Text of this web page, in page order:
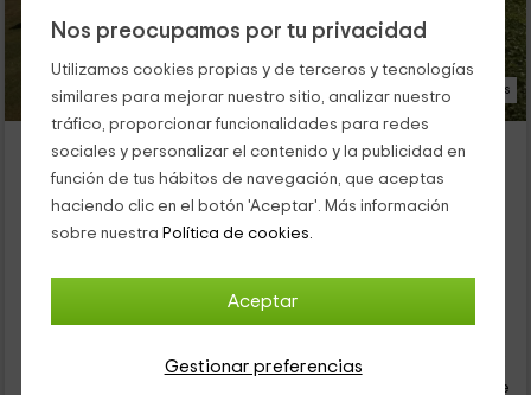
Nos preocupamos por tu privacidad
Utilizamos cookies propias y de terceros y tecnologías
similares para mejorar nuestro sitio, analizar nuestro
tráfico, proporcionar funcionalidades para redes
sociales y personalizar el contenido y la publicidad en
función de tus hábitos de navegación, que aceptas
haciendo clic en el botón 'Aceptar'. Más información
sobre nuestra Política de cookies.
Aceptar
Gestionar preferencias
39 Fotos
Casa Bosque Albite
Alojamiento ubicado a 4.3km de Parades
San Cucao, Asturias
0 opiniones
Reservado 1 veces
Reserva inmediata
persona y noche